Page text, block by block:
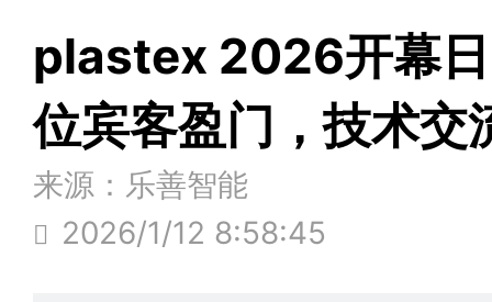
plastex 2026开幕
位宾客盈门，技术交
来源：乐善智能
2026/1/12 8:58:45